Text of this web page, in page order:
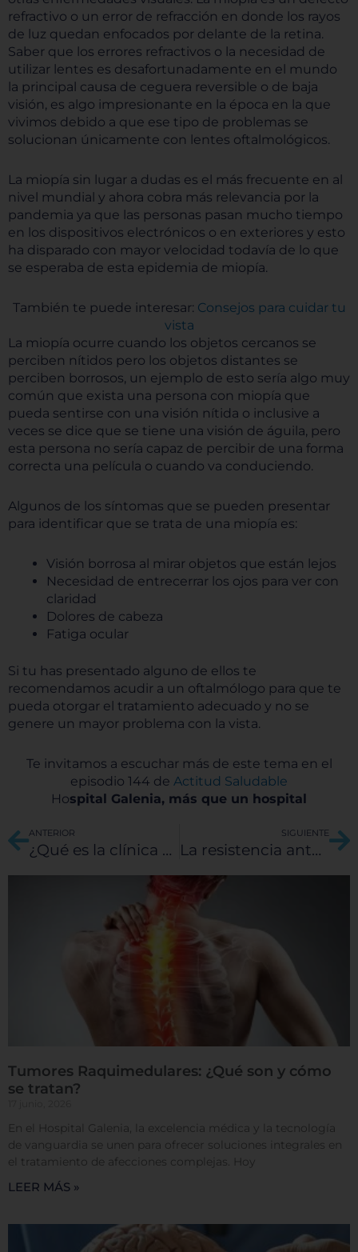
refractivo o un error de refracción en donde los rayos
de luz quedan enfocados por delante de la retina.
Saber que los errores refractivos o la necesidad de
utilizar lentes es desafortunadamente en el mundo
la principal causa de ceguera reversible o de baja
visión, es algo impresionante en la época en la que
vivimos debido a que ese tipo de problemas se
solucionan únicamente con lentes oftalmológicos.
La miopía sin lugar a dudas es el más frecuente en al
nivel mundial y ahora cobra más relevancia por la
pandemia ya que las personas pasan mucho tiempo
en los dispositivos electrónicos o en exteriores y esto
ha disparado con mayor velocidad todavía de lo que
se esperaba de esta epidemia de miopía.
También te puede interesar: Consejos para cuidar tu
vista
La miopía ocurre cuando los objetos cercanos se
perciben nítidos pero los objetos distantes se
perciben borrosos, un ejemplo de esto sería algo muy
común que exista una persona con miopía que
pueda sentirse con una visión nítida o inclusive a
veces se dice que se tiene una visión de águila, pero
esta persona no sería capaz de percibir de una forma
correcta una película o cuando va conduciendo.
Algunos de los síntomas que se pueden presentar
para identificar que se trata de una miopía es:
Visión borrosa al mirar objetos que están lejos
Necesidad de entrecerrar los ojos para ver con
claridad
Dolores de cabeza
Fatiga ocular
Si tu has presentado alguno de ellos te
recomendamos acudir a un oftalmólogo para que te
pueda otorgar el tratamiento adecuado y no se
genere un mayor problema con la vista.
Te invitamos a escuchar más de este tema en el
episodio 144 de Actitud Saludable
Hospital Galenia, más que un hospital
AntANTERIOR
¿Qué es la clínica del dolor?
SIGUIENTE
La resistencia ante los antibióticos
Tumores Raquimedulares: ¿Qué son y cómo
se tratan?
En el Hospital Galenia, la excelencia médica y la tecnología
de vanguardia se unen para ofrecer soluciones integrales en
el tratamiento de afecciones complejas. Hoy
LEER MÁS »